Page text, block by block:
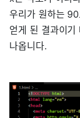
우리가 원하는
얻게 된 결과이
나옵니다.